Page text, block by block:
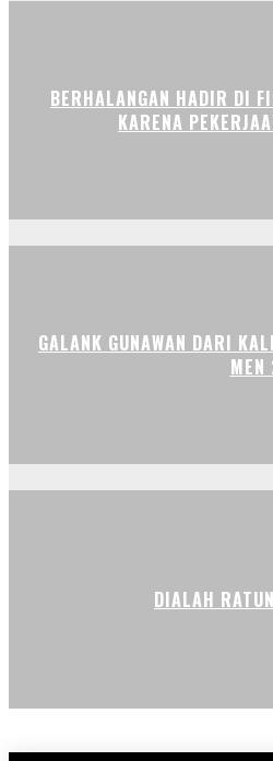
BERHALANGAN HADIR DI
KARENA
GALANK GUNAWAN DARI
DIALAH